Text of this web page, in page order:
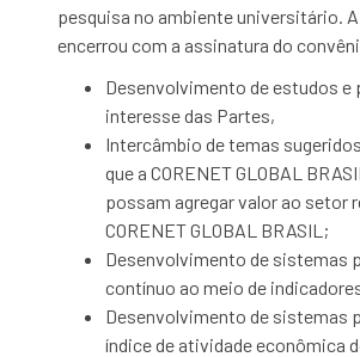
pesquisa no ambiente universitário.
encerrou com a assinatura do
Desenvolvimento de estudos e
interesse das Partes,
Intercâmbio de temas
que a CORENET GLOBAL
possam agregar valor ao setor
CORENET GLOBAL BRASIL;
Desenvolvimento de sistemas
contínuo ao meio de
Desenvolvimento de sistemas
índice de atividade econômica